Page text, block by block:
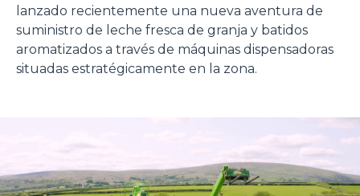
lanzado recientemente una nueva aventura de
suministro de leche fresca de granja y batidos
aromatizados a través de máquinas dispensadoras
situadas estratégicamente en la zona.